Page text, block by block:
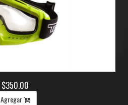
$350.00
Agregar